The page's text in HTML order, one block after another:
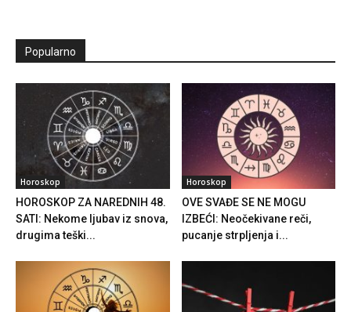
Popularno
Horoskop
HOROSKOP ZA NAREDNIH 48.
SATI: Nekome ljubav iz snova,
drugima teški...
Horoskop
OVE SVAĐE SE NE MOGU
IZBEĆI: Neočekivane reči,
pucanje strpljenja i...